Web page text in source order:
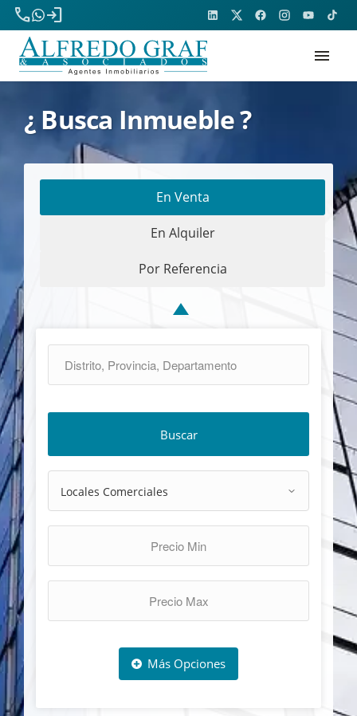
phone
login
menu
¿ Busca Inmueble ?
En Venta
En Alquiler
Por Referencia
Buscar
Más Opciones